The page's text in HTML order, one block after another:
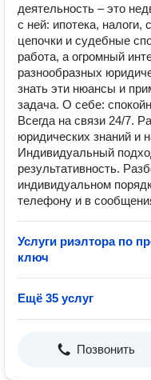
деятельность – это
с ней: ипотека,
цепочки и судебные
работа, а огромный
разнообразных
знать эти нюансы и
задача. О себе:
Всегда на связи 24/7.
юридических знаний и
Индивидуальный
результативность.
индивидуальном
телефону и в
Услуги риэлтора по
ключ
Ещё 35 услуг
Позвонить